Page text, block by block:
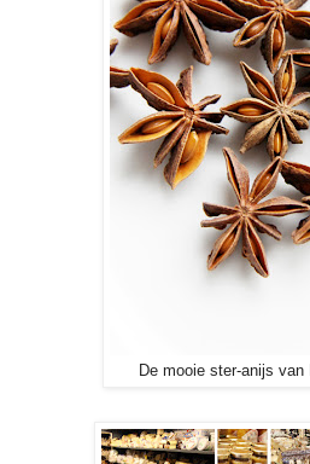
De mooie ster-anijs van